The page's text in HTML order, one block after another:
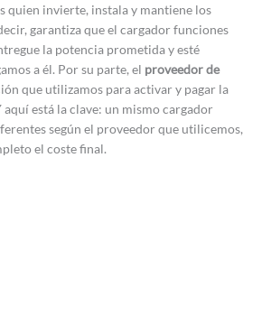
quien invierte, instala y mantiene los
garantiza que el cargador funciones
la potencia prometida y esté
a él. Por su parte, el proveedor de
que utilizamos para activar y pagar la
aquí está la clave: un mismo cargador
según el proveedor que utilicemos,
el coste final.